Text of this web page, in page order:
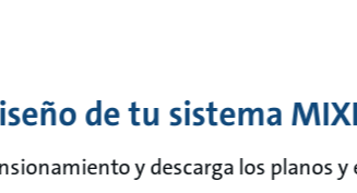
de tu sistema
y descarga los planos y